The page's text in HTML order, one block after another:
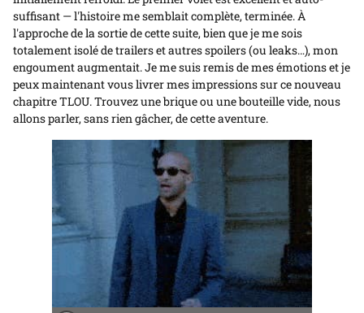
suffisant — l'histoire me semblait complète, terminée. À
l'approche de la sortie de cette suite, bien que je me sois
totalement isolé de trailers et autres spoilers (ou leaks…), mon
engoument augmentait. Je me suis remis de mes émotions et je
peux maintenant vous livrer mes impressions sur ce nouveau
chapitre TLOU. Trouvez une brique ou une bouteille vide, nous
allons parler, sans rien gâcher, de cette aventure.